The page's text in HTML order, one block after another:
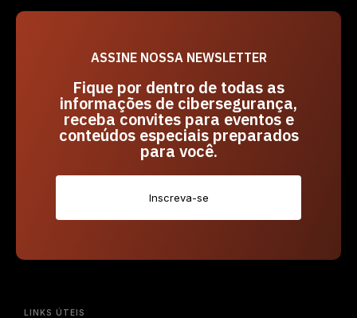
ASSINE NOSSA NEWSLETTER
Fique por dentro de todas as
informações de cibersegurança,
receba convites para eventos e
conteúdos especiais preparados
para você.
Inscreva-se
LINKS ÚTEIS